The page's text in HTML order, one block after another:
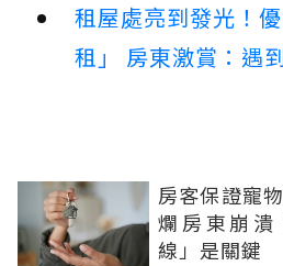
租屋處亮到發光！
租」 房東激賞：遇
房客保證寵
爛房東崩
線」是關鍵